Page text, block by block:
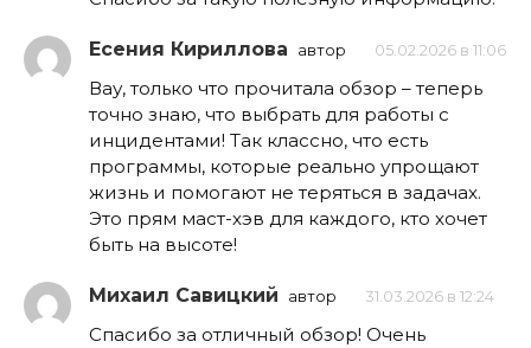
Есения Кириллова автор 05.02.2026 в 11:06
Вау, только что прочитала обзор – теперь
точно знаю, что выбрать для работы с
инцидентами! Так классно, что есть
программы, которые реально упрощают
жизнь и помогают не теряться в задачах.
Это прям маст-хэв для каждого, кто хочет
быть на высоте!
Михаил Савицкий автор 31.03.2026 в 12:24
Спасибо за отличный обзор! Очень